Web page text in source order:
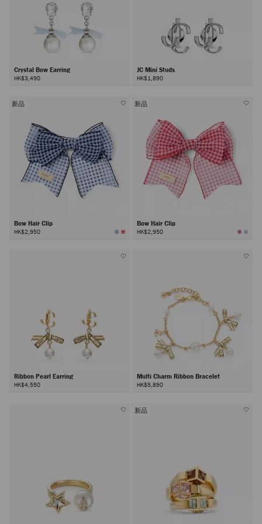
Crystal Bow Earring
HK$3,490
JC Mini Studs
HK$1,890
新品
Bow Hair Clip
HK$2,950
新品
Bow Hair Clip
HK$2,950
Ribbon Pearl Earring
HK$4,550
Multi Charm Ribbon Bracelet
HK$5,890
新品